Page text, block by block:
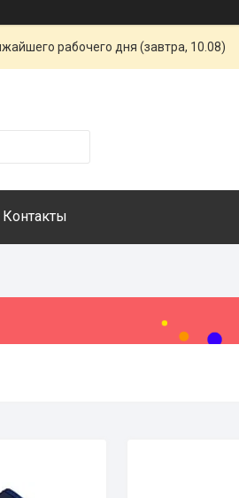
рабочего дня (завтра, 10.08)
Контакты